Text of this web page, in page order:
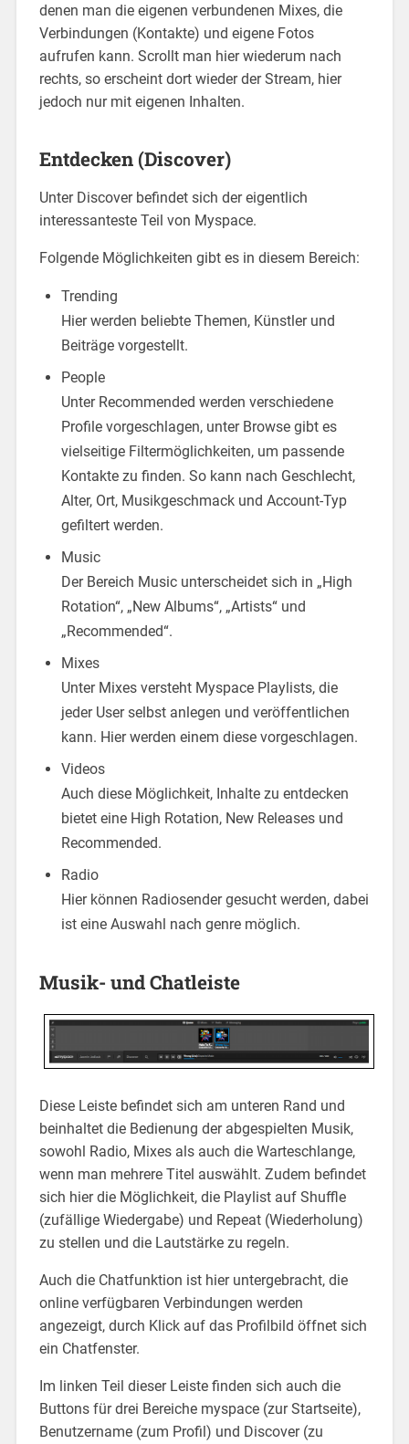
denen man die eigenen verbundenen Mixes, die
Verbindungen (Kontakte) und eigene Fotos
aufrufen kann. Scrollt man hier wiederum nach
rechts, so erscheint dort wieder der Stream, hier
jedoch nur mit eigenen Inhalten.
Entdecken (Discover)
Unter Discover befindet sich der eigentlich
interessanteste Teil von Myspace.
Folgende Möglichkeiten gibt es in diesem Bereich:
Trending
Hier werden beliebte Themen, Künstler und
Beiträge vorgestellt.
People
Unter Recommended werden verschiedene
Profile vorgeschlagen, unter Browse gibt es
vielseitige Filtermöglichkeiten, um passende
Kontakte zu finden. So kann nach Geschlecht,
Alter, Ort, Musikgeschmack und Account-Typ
gefiltert werden.
Music
Der Bereich Music unterscheidet sich in „High
Rotation“, „New Albums“, „Artists“ und
„Recommended“.
Mixes
Unter Mixes versteht Myspace Playlists, die
jeder User selbst anlegen und veröffentlichen
kann. Hier werden einem diese vorgeschlagen.
Videos
Auch diese Möglichkeit, Inhalte zu entdecken
bietet eine High Rotation, New Releases und
Recommended.
Radio
Hier können Radiosender gesucht werden, dabei
ist eine Auswahl nach genre möglich.
Musik- und Chatleiste
Diese Leiste befindet sich am unteren Rand und
beinhaltet die Bedienung der abgespielten Musik,
sowohl Radio, Mixes als auch die Warteschlange,
wenn man mehrere Titel auswählt. Zudem befindet
sich hier die Möglichkeit, die Playlist auf Shuffle
(zufällige Wiedergabe) und Repeat (Wiederholung)
zu stellen und die Lautstärke zu regeln.
Auch die Chatfunktion ist hier untergebracht, die
online verfügbaren Verbindungen werden
angezeigt, durch Klick auf das Profilbild öffnet sich
ein Chatfenster.
Im linken Teil dieser Leiste finden sich auch die
Buttons für drei Bereiche myspace (zur Startseite),
Benutzername (zum Profil) und Discover (zu